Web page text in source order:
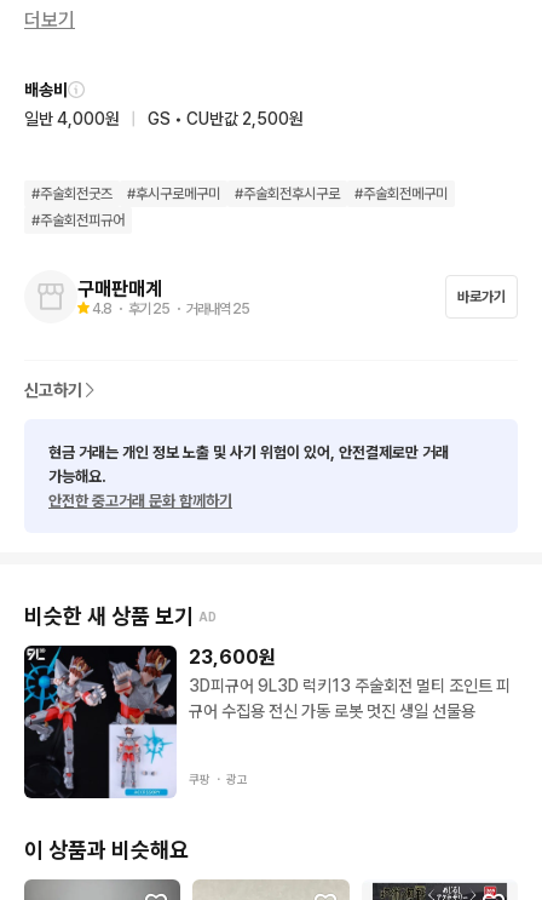
발매는 26년 7월이고 배송은 발매월로부터 약 1-2개월 소요된다
작은 피규어 특성상 도색이나 품질이 고르지 않을 수 있습니다. 이
점 염두하시고 구매 바랍니다.
판매하고 있는 물건들 합배송 가능합니다.
문의사항이나 제주도,도서산간지역은 배송비 추가되니 번톡주세
요.
더보기
배송비
일반 4,000원
GS • CU반값 2,500원
#주술회전굿즈 #후시구로메구미 #주술회전후시구로 #주술회전메구미
#주술회전피규어
구매판매계
4.8 ・ 후기 25 ・ 거래내역 25
바로가기
신고하기
현금 거래는 개인 정보 노출 및 사기 위험이 있어, 안전결제로만 거래
가능해요.
안전한 중고거래 문화 함께하기
비슷한 새 상품 보기 AD
23,600원
3D피규어 9L3D 럭키13 주술회전 멀티 조인트 피
규어 수집용 전신 가동 로봇 멋진 생일 선물용
쿠팡 ・ 광고
이 상품과 비슷해요